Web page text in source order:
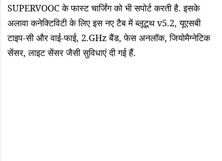
SUPERVOOC के फास्ट चार्जिंग को भी सपोर्ट करती है. इसके
अलावा कनेक्टिविटी के लिए इस नए टैब में ब्लूटूथ v5.2, यूएसबी
टाइप-सी और वाई-फाई, 2.GHz बैंड, फेस अनलॉक, जियोमैग्नेटिक
सेंसर, लाइट सेंसर जैसी सुविधाएं दी गई हैं.